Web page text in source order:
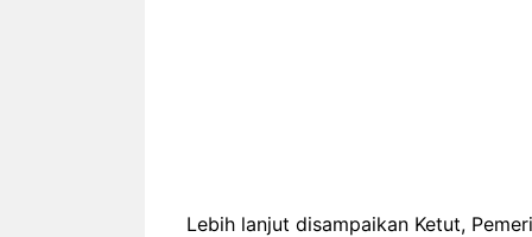
Lebih lanjut disampaikan Ketut,